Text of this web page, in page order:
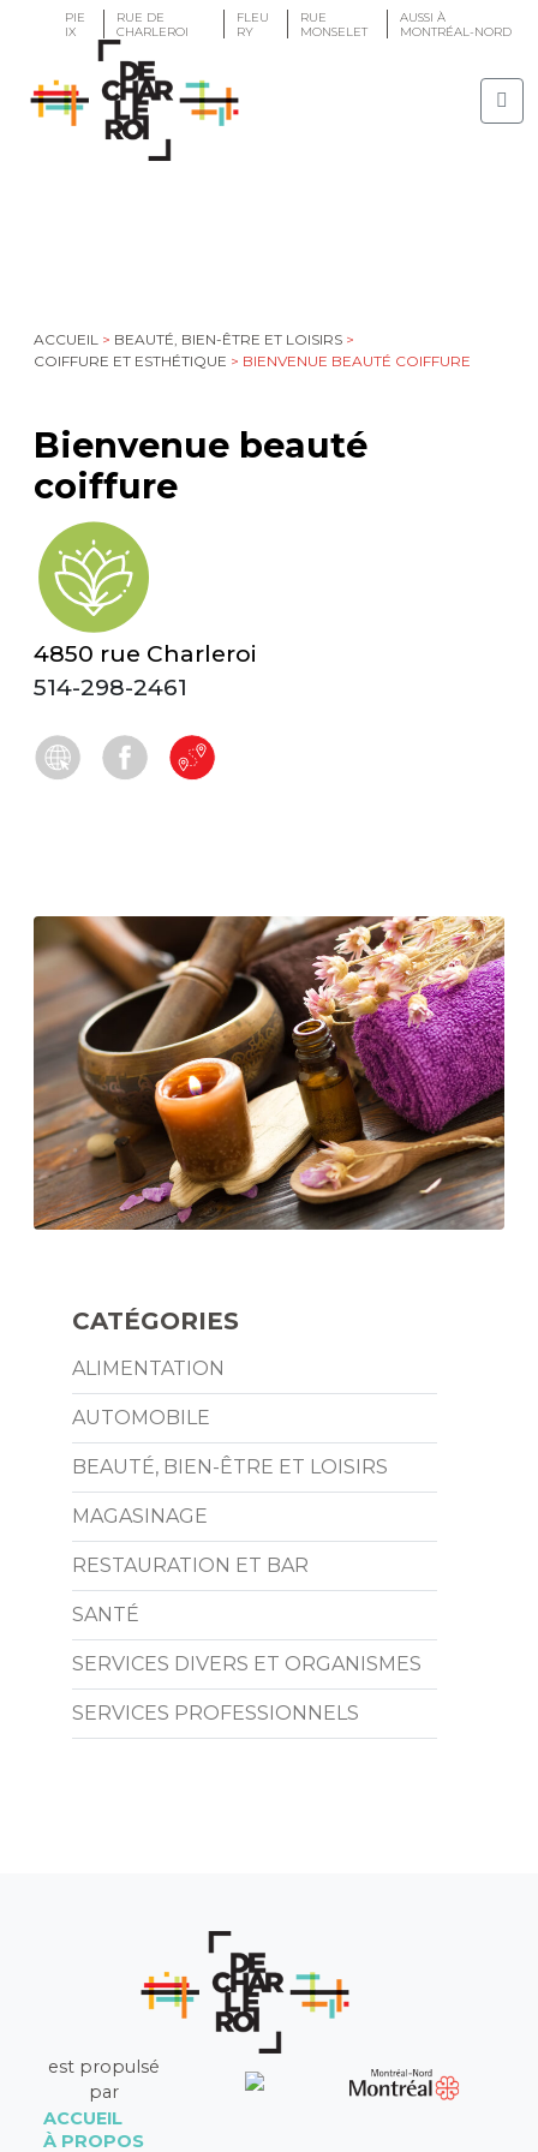
PIE
IX
RUE DE
CHARLEROI
FLEU
RY
RUE
MONSELET
AUSSI À
MONTRÉAL-NORD
ACCUEIL > BEAUTÉ, BIEN-ÊTRE ET LOISIRS >
COIFFURE ET ESTHÉTIQUE > BIENVENUE BEAUTÉ COIFFURE
Bienvenue beauté
coiffure
4850 rue Charleroi
514-298-2461
CATÉGORIES
ALIMENTATION
AUTOMOBILE
BEAUTÉ, BIEN-ÊTRE ET LOISIRS
MAGASINAGE
RESTAURATION ET BAR
SANTÉ
SERVICES DIVERS ET ORGANISMES
SERVICES PROFESSIONNELS
est propulsé
par
ACCUEIL
À PROPOS